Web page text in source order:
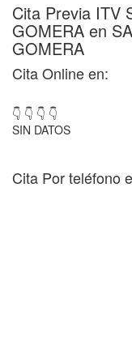
Cita Previa ITV
GOMERA en
GOMERA
Cita Online en:
👇 👇 👇 👇
SIN DATOS
Cita Por teléfono